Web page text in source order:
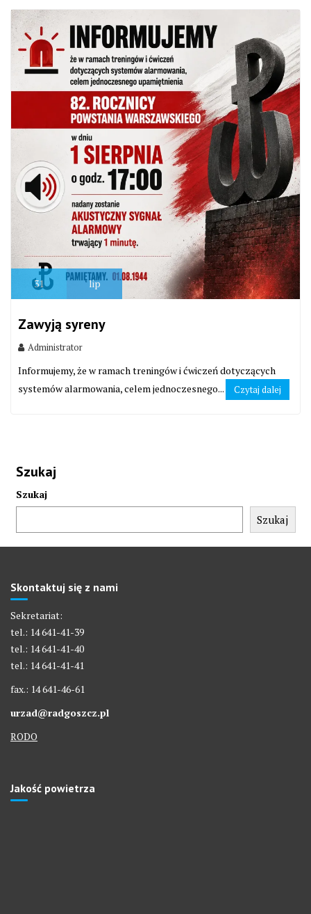
31 lip
Zawyją syreny
Administrator
Informujemy, że w ramach treningów i ćwiczeń dotyczących
systemów alarmowania, celem jednoczesnego...
Czytaj dalej
Szukaj
Szukaj
Szukaj
Skontaktuj się z nami
Sekretariat:
tel.: 14 641-41-39
tel.: 14 641-41-40
tel.: 14 641-41-41
fax.: 14 641-46-61
urzad@radgoszcz.pl
RODO
Jakość powietrza